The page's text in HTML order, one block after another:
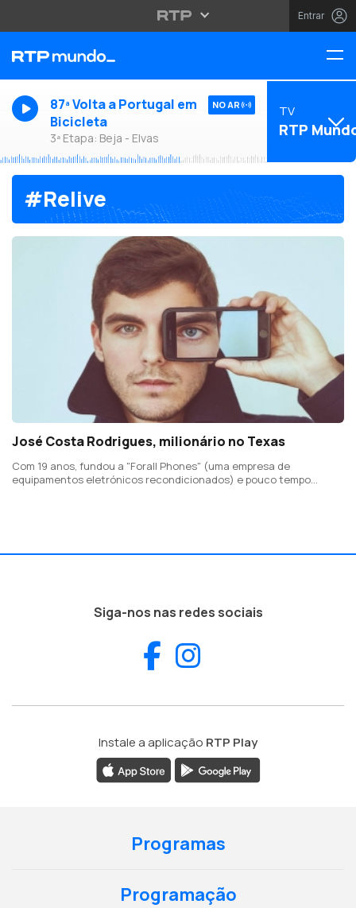
Entrar
87ª Volta a Portugal em
Bicicleta
3ª Etapa: Beja - Elvas
NO AR TV
RTP
#Relive
José Costa Rodrigues, milionário no Texas
Com 19 anos, fundou a "Forall Phones" (uma empresa de
equipamentos eletrónicos recondicionados) e pouco tempo
Siga-nos nas redes sociais
Facebook
Instale a aplicação RTP Play
Programas
Programação